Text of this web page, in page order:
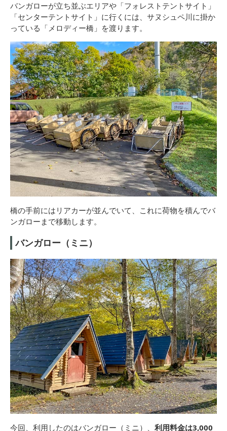
バンガローが立ち並ぶエリアや「フォレストテントサイト」
「センターテントサイト」に行くには、サヌシュペ川に掛か
っている「メロディー橋」を渡ります。
橋の手前にはリアカーが並んでいて、これに荷物を積んでバ
ンガローまで移動します。
バンガロー（ミニ）
今回、利用したのはバンガロー（ミニ）、 利用料金は3,000